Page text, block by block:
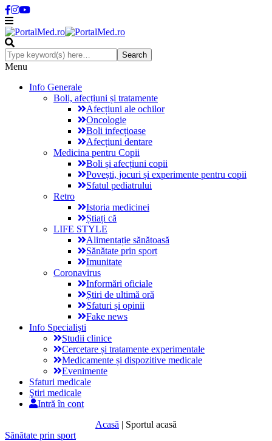
Menu
Info Generale
Boli, afecțiuni și tratamente
Afecțiuni ale ochilor
Oncologie
Boli infecțioase
Afecțiuni dentare
Medicina pentru Copii
Boli și afecțiuni copii
Povești, jocuri și experimente pentru copii
Sfatul pediatrului
Retro
Istoria medicinei
Știați că
LIFE STYLE
Alimentație sănătoasă
Sănătate prin sport
Imunitate
Coronavirus
Informări oficiale
Știri de ultimă oră
Sfaturi și opinii
Fake news
Info Specialişti
Studii clinice
Cercetare și tratamente experimentale
Medicamente și dispozitive medicale
Evenimente
Sfaturi medicale
Ştiri medicale
Intră în cont
Acasă | Sportul acasă
Sănătate prin sport